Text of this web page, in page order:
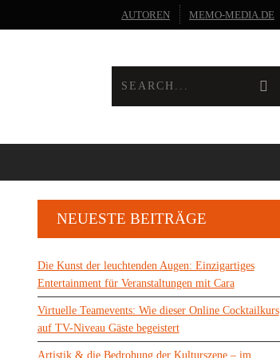
AUTOREN MEMO-MEDIA.DE
NEUESTE BEITRÄGE
Die Kunst der leuchtenden Augen: Einzigartiges
Entertainment für Veranstaltungen mit Cara
Virtuelle Teamevents: Wie dieser Online Cocktailkurs
auf TV-Niveau Gäste begeistert
Artistik & die Bedrohung der Kulturszene – im